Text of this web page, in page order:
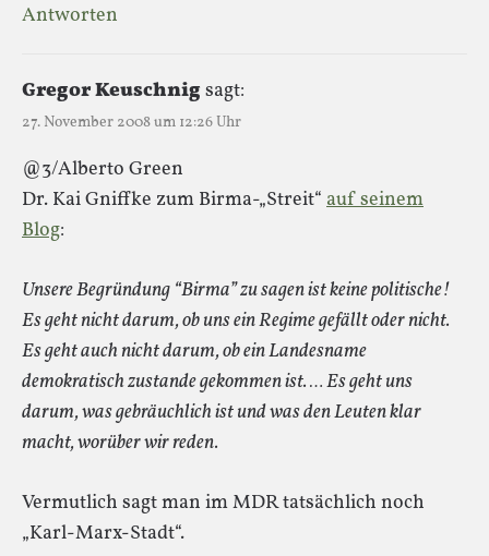
Antworten
Gregor Keuschnigsagt:
27. November 2008 um 12:26 Uhr
@3/Alberto Green
Dr. Kai Gniffke zum Birma-„Streit“ auf seinem
Blog:
Unsere Begründung “Birma” zu sagen ist keine politische!
Es geht nicht darum, ob uns ein Regime gefällt oder nicht.
Es geht auch nicht darum, ob ein Landesname
demokratisch zustande gekommen ist. … Es geht uns
darum, was gebräuchlich ist und was den Leuten klar
macht, worüber wir reden.
Vermutlich sagt man im MDR tatsächlich noch
„Karl-Marx-Stadt“.